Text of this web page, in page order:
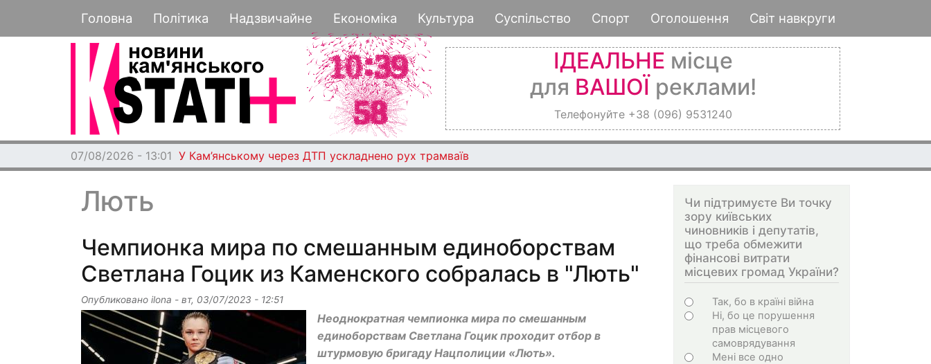
к
основному
Основная навигация
Головна Політика Надзвичайне Економіка Культура Суспільство Спорт Оголошення Світ навкруги
ІДЕАЛЬНЕ місце
для ВАШОЇ реклами!
Телефонуйте +38 (096) 9531240
07/08/2026 - 13:01 У Кам’янському через ДТП ускладнено рух трамваїв
Лють
Чемпионка мира по смешанным единоборствам
Светлана Гоцик из Каменского собралась в "Лють"
Опубликовано ilona - вт, 03/07/2023 - 12:51
Неоднократная чемпионка мира по смешанным
единоборствам Светлана Гоцик проходит отбор в
штурмовую бригаду Нацполиции «Лють».
Чи підтримуєте Ви точку
зору київських
чиновників і депутатів,
що треба обмежити
фінансові витрати
місцевих громад України?
Choices
Так, бо в країні війна
Ні, бо це порушення
прав місцевого
самоврядування
Мені все одно